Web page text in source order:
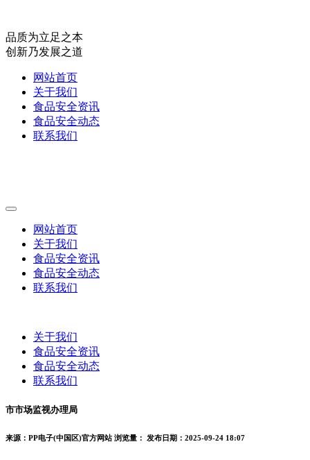
品质为立足之本
创新乃发展之道
网站首页
关于我们
食品安全资讯
食品安全动态
联系我们
网站首页
关于我们
食品安全资讯
食品安全动态
联系我们
关于我们
食品安全资讯
食品安全动态
联系我们
市市场监视办理局
来源：PP电子(中国区)官方网站 浏览量： 发布日期：2025-09-24 18:07